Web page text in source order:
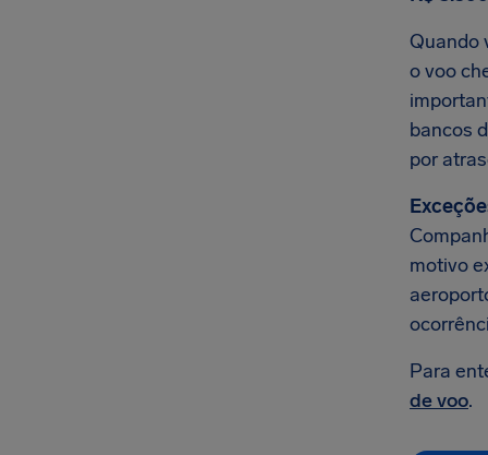
Quando
o voo
bancos
por
motivo
Para
de voo.